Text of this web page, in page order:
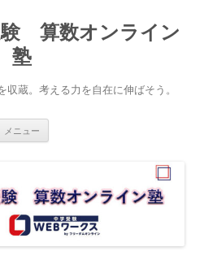
算数オンライン
塾
蔵。考える力を自在に伸ばそう。
メニュー